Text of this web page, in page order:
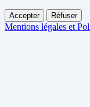
Accepter Réfuser
Mentions légales et